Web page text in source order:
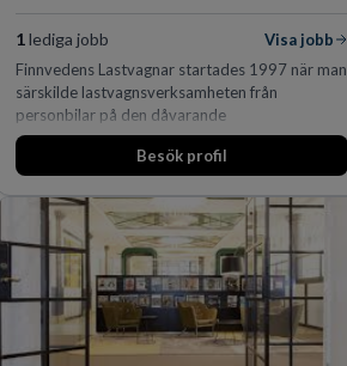
1lediga jobb
Visa jobb
Finnvedens Lastvagnar startades 1997 när man
särskilde lastvagnsverksamheten från
personbilar på den dåvarande
huvudanläggningen i Värnamo. Sedan dess har
man expanderat kraftigt genom ett antal
den största privata återförsäljaren av Volvo
Lastvagnar och finns representerade på 20
orter i södra Sverige.
Besök profil